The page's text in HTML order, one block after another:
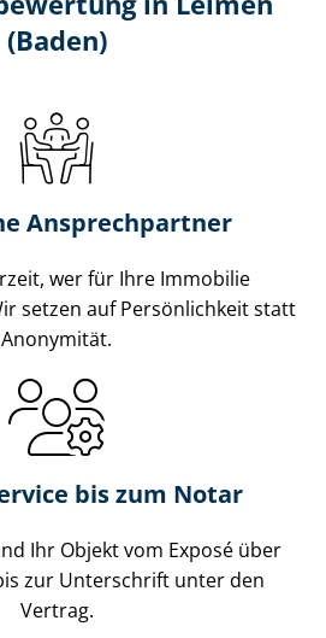
(Baden)
Ansprechpartner
wer für Ihre Immobilie
setzen auf Persönlichkeit statt
Anonymität.
bis zum Notar
Ihr Objekt vom Exposé über
zur Unterschrift unter den
Vertrag.